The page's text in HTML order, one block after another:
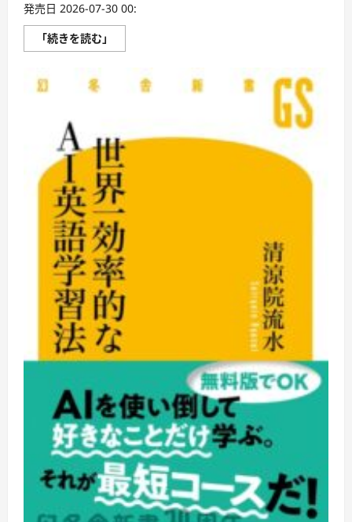
発売日 2026-07-30 00:
「続きを読む」
リ
デ
ィ
ン
グ
完
全
対
策
［音
声
DL
付］
に
つ
い
て
さ
ら
に
読
む